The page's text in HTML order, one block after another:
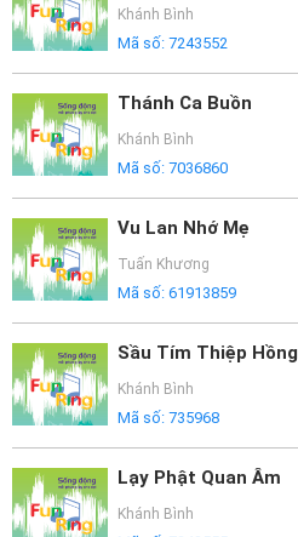
Khánh Bình
Mã số: 7243552
Thánh Ca Buồn
Khánh Bình
Mã số: 7036860
Vu Lan Nhớ Mẹ
Tuấn Khương
Mã số: 61913859
Sầu Tím Thiệp Hồng
Khánh Bình
Mã số: 735968
Lạy Phật Quan Âm
Khánh Bình